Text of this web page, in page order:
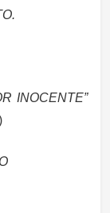
INOCENTE”